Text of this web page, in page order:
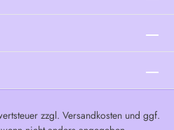
zzgl. Versandkostenund ggf.